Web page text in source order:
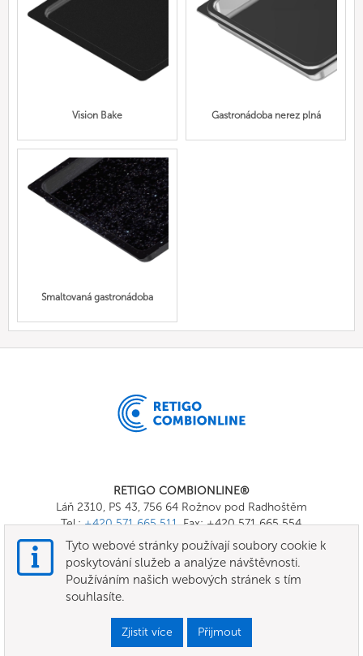
Vision Bake Gastronádoba nerez plná
Smaltovaná gastronádoba
RETIGO COMBIONLINE®
Láň 2310, PS 43, 756 64 Rožnov pod Radhoštěm
Tel.:+420 571 665 511, Fax: +420 571 665 554
E-mail:
info@combionline.com
Všeobecné smluvní podmínky
Tyto webové stránky používají soubory cookie k
poskytování služeb a analýze návštěvnosti.
Používáním našich webových stránek s tím
souhlasíte.
Zjistit více Přijmout